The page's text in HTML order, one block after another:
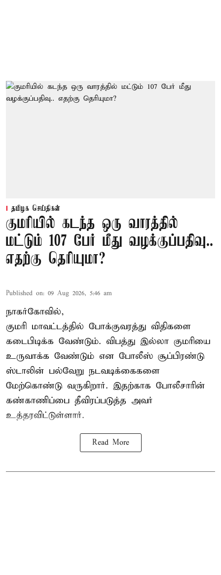
தமிழக செய்திகள்
குமரியில் கடந்த ஒரு வாரத்தில்
மட்டும் 107 பேர் மீது வழக்குப்பதிவு..
எதற்கு தெரியுமா?
Published on: 09 Aug 2026, 5:46 am
நாகர்கோவில்,
குமரி மாவட்டத்தில் போக்குவரத்து விதிகளை
கடைபிடிக்க வேண்டும். விபத்து இல்லா குமரியை
உருவாக்க வேண்டும் என போலீஸ் சூப்பிரண்டு
ஸ்டாலின் பல்வேறு நடவடிக்கைகளை
மேற்கொண்டு வருகிறார். இதற்காக போலீசாரின்
கண்காணிப்பை தீவிரப்படுத்த அவர்
உத்தரவிட்டுள்ளார்.
Read More